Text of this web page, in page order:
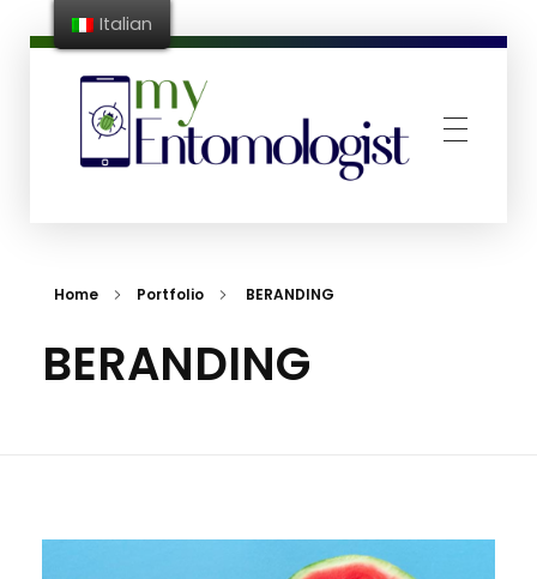
Home Portfolio BERANDING
BERANDING
Italian